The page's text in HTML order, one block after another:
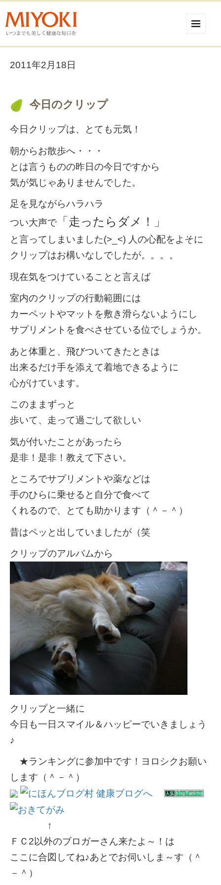
2011年2月18日
今日のクリップ
今日クリップは、とても元気！
朝からお散歩へ・・・
とは言うものの昨日の今日ですから
気が気じゃありませんでした。
足を見ながらハラハラ
つい大声で
「走ったらダメ！」
と言ってしまいました(>_<) 人の心配をよそに
クリップはお構いなしでしたが。。。。
現在気をつけていることと言えば
室内のクリップの行動範囲には
カーペットやマットを敷き滑らないようにし
サプリメントを食べさせている位でしょうか。
あと体重と、飛びついてきたときは
出来るだけ手を添えて着地できるように
心がけています。
このままずっと
歩いて、走って過ごして欲しい
気が付いたことがあったら
是非！是非！教えて下さい。
ところでサプリメントや薬などは
手のひらに乗せると自分で食べて
くれるので、とても助かります（＾－＾）
昔はペッと出していましたが（笑
クリップのアルバムから
クリップと一緒に
今日も一日スマイル＆ハッピーでいきましょう
♪
★ランキングに参加中です！ヨロシクお願い
します（＾－＾）
↑
ＦＣ2以外のブロガーさん来たよ～！は
ここに合図してね♪あとでお伺いしま～す（＾
－＾）